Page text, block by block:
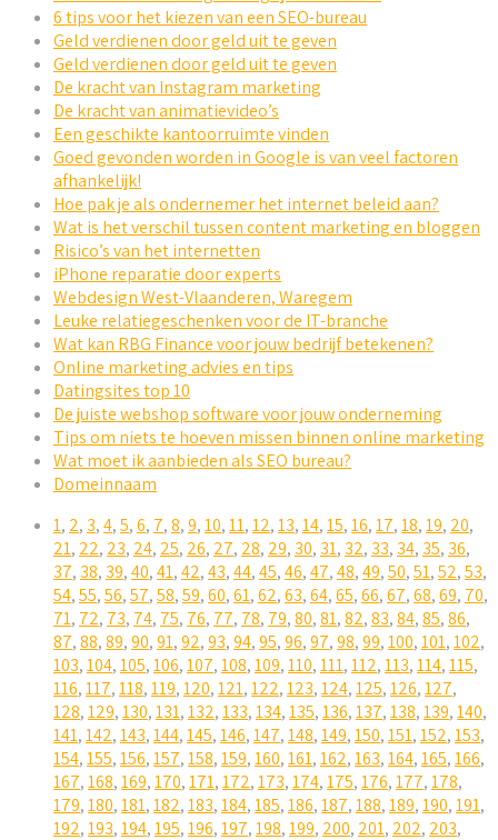
6 tips voor het kiezen van een SEO-bureau
Geld verdienen door geld uit te geven
Geld verdienen door geld uit te geven
De kracht van Instagram marketing
De kracht van animatievideo’s
Een geschikte kantoorruimte vinden
Goed gevonden worden in Google is van veel factoren
afhankelijk!
Hoe pak je als ondernemer het internet beleid aan?
Wat is het verschil tussen content marketing en bloggen
Risico’s van het internetten
iPhone reparatie door experts
Webdesign West-Vlaanderen, Waregem
Leuke relatiegeschenken voor de IT-branche
Wat kan RBG Finance voor jouw bedrijf betekenen?
Online marketing advies en tips
Datingsites top 10
De juiste webshop software voor jouw onderneming
Tips om niets te hoeven missen binnen online marketing
Wat moet ik aanbieden als SEO bureau?
Domeinnaam
1, 2, 3,4,5,6, 7,8,9,10,11,12,13,14,15,16,17,18,19, 20,
21, 22, 23, 24, 25, 26, 27, 28, 29, 30, 31, 32, 33, 34, 35, 36,
37, 38, 39,40,41,42,43,44,45,46,47,48,49,50,51,52,53,
54,55,56,57,58,59,60,61,62,63,64,65,66,67,68,69, 70,
71, 72, 73, 74, 75, 76, 77, 78, 79,80,81,82,83,84,85,86,
87,88,89,90,91,92,93,94,95,96,97,98,99,100,101,102,
103,104,105,106,107,108,109,110,111,112,113,114,115,
116,117,118,119,120,121,122,123,124,125,126,127,
128,129,130,131,132,133,134,135,136,137,138,139,140,
141,142,143,144,145,146,147,148,149,150,151,152,153,
154,155,156,157,158,159,160,161,162,163,164,165,166,
167,168,169,170,171,172,173,174,175,176,177,178,
179,180,181,182,183,184,185,186,187,188,189,190,191,
192,193,194,195,196,197,198,199, 200, 201, 202, 203,